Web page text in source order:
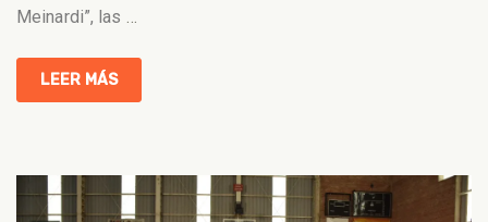
Meinardi”, las …
LEER MÁS